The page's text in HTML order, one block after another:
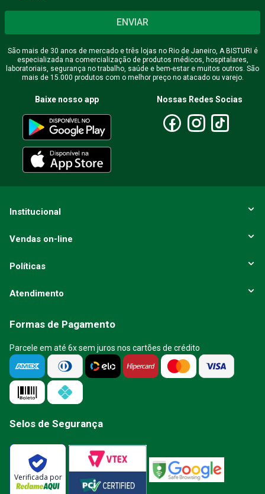
ENVIAR
São mais de 30 anos de mercado e três lojas no Rio de Janeiro, A BISTURI é
especializada na comercialização de produtos médicos, hospitalares,
laboratoriais, segurança no trabalho, saúde e bem-estar e muitos outros. São
mais de 15.000 produtos com o melhor preço no atacado ou varejo.
Baixe nosso app Nossas Redes Socias
Institucional
Vendas on-line
Políticas
Atendimento
Formas de Pagamento
Parcele em até 6x sem juros nos cartões de crédito
Selos de Segurança
Verificada por